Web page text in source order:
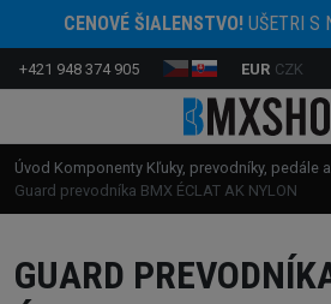
CENOVÉ ŠIALENSTVO!UŠETRI S
+421 948 374 905 EUR CZK
Úvod Komponenty Kľuky, prevodníky, pedále
Guard prevodníka BMX ÉCLAT AK NYLON
GUARD